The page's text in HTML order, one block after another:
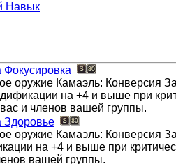
Навык
Фокусировка
оружие Камаэль: Конверсия
на +4 и выше при
и членов вашей группы.
Здоровье
оружие Камаэль: Конверсия
на +4 и выше при
вашей группы.